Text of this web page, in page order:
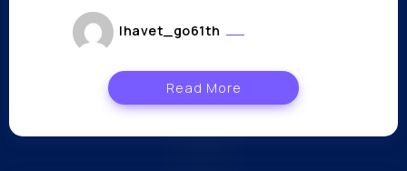
lhavet_go61th
Read More